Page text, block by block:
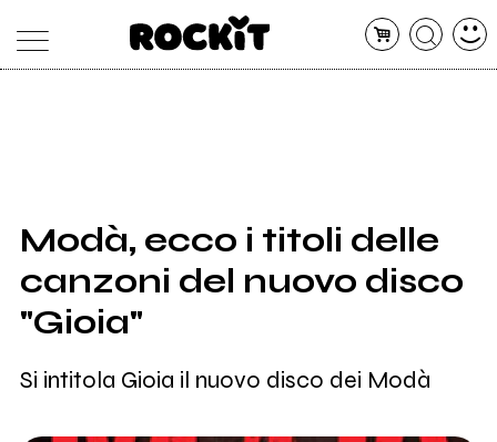
SHOP
RADIO
Modà, ecco i titoli delle
canzoni del nuovo disco
"Gioia"
Si intitola Gioia il nuovo disco dei Modà